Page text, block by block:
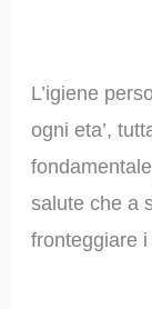
L’igiene
ogni eta’,
salute che a
fronteggiare i